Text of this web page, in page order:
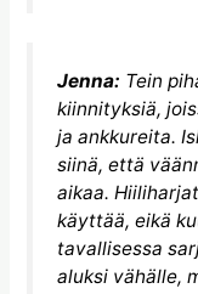
Jenna: Tein
kiinnityksiä,
ja ankkureita.
siinä, että
aikaa.
käyttää, eikä
tavallisessa
aluksi vähälle,